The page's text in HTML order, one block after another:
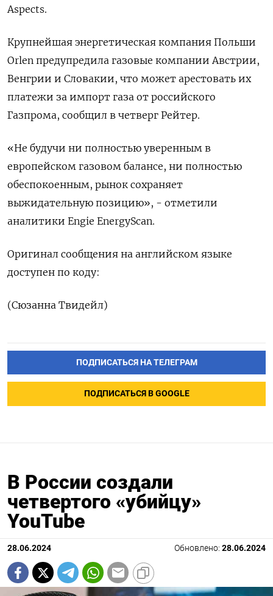
Aspects.
Крупнейшая энергетическая компания Польши
Orlen предупредила газовые компании Австрии,
Венгрии и Словакии, что может арестовать их
платежи за импорт газа от российского
Газпрома, сообщил в четверг Рейтер.
«Не будучи ни полностью уверенным в
европейском газовом балансе, ни полностью
обеспокоенным, рынок сохраняет
выжидательную позицию», - отметили
аналитики Engie EnergyScan.
Оригинал сообщения на английском языке
доступен по коду:
(Сюзанна Твидейл)
ПОДПИСАТЬСЯ НА ТЕЛЕГРАМ
ПОДПИСАТЬСЯ В GOOGLE
В России создали
четвертого «убийцу»
YouTube
28.06.2024 Обновлено: 28.06.2024